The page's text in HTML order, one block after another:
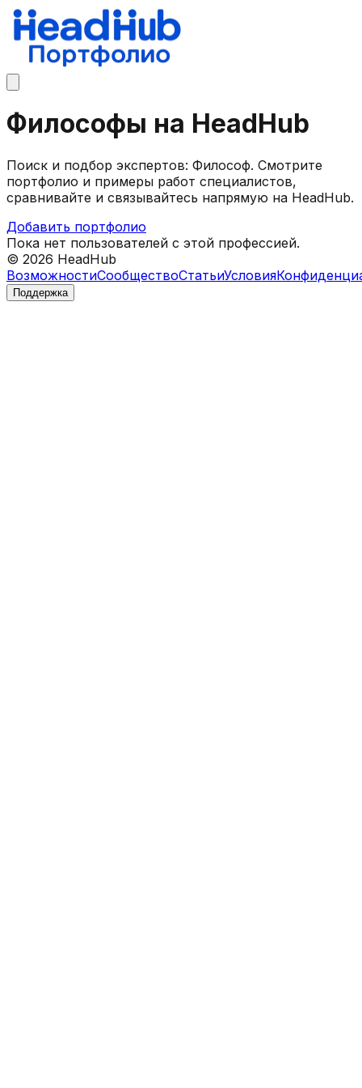
Философы на HeadHub
Поиск и подбор экспертов: Философ. Смотрите
портфолио и примеры работ специалистов,
сравнивайте и связывайтесь напрямую на HeadHub.
Добавить портфолио
Пока нет пользователей с этой профессией.
© 2026 HeadHub
ВозможностиСообществоСтатьиУсловия
Поддержка